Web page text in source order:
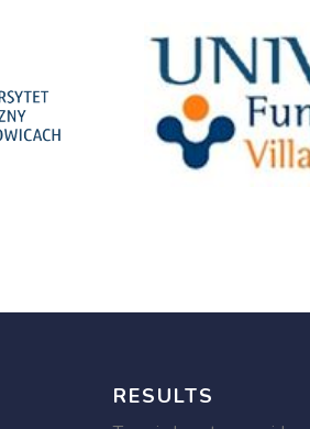
RESULTS